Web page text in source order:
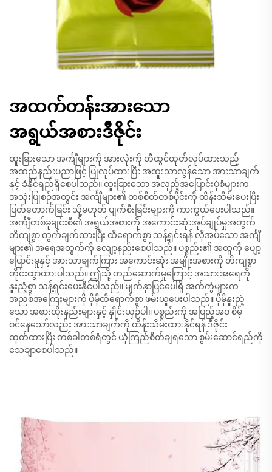
အထက်တန်းအားသော
အရွယ်အစားဒီဇိုင်း
ထူးခြားသော အင်္ကျီများကို အားလုံးကို တီထွင်ထုတ်လုပ်ထားသည့်
အထည်နည်းပညာဖြင့် ပြုလုပ်ထားပြီး အထူးသာလွန်သော အားသာချက်
နှင့် ခံနိုင်ရည်ရှိစေပါသည်။ ထူးခြားသော အလှည့်အပြောင်းပုံစံများက
အသုံးပြုစဉ်အတွင်း အင်္ကျီများ၏ တစ်စိတ်တစ်ပိုင်းကို ထိန်းသိမ်းပေးပြီး
ပြတ်တောက်ခြင်း သို့မဟုတ် ပျက်စီးခြင်းများကို ကာကွယ်ပေးပါသည်။
အင်္ကျီတစ်ခုချင်းစီ၏ အရွယ်အစားကို အကောင်းဆုံးအုပ်ချုပ်မှုအတွက်
တိကျစွာ တွက်ချက်ထားပြီး ထိရောက်စွာ သန့်ရှင်းရန် လိုအပ်သော အင်္ကျီ
များ၏ အရေအတွက်ကို လျော့နည်းစေပါသည်။ ပစ္စည်း၏ အထူကို ပျော့
ပြောင်းမှုနှင့် အားသာချက်ကြား အကောင်းဆုံး အမျိုးအစားကို တိကျစွာ
တိုင်းထွာထားပါသည်။ ဤသို့ တည်ဆောက်မှုကြောင့် အသားအရေကို
နူးညံ့စွာ သန့်ရှင်းပေးနိုင်ပါသည်။ မျက်နှာပြင်ပေါ်ရှိ အက်ကွဲများက
အညစ်အကြေးများကို ပိုမိုထိရောက်စွာ ဖမ်းယူပေးပါသည်။ ပိုမိုနူးညံ့
သော အစားထိုးနည်းများနှင့် နှိုင်းယှဉ်ပါ။ ပစ္စည်းကို အပြည့်အဝ စိမ့်
ဝင်နေသော်လည်း အားသာချက်ကို ထိန်းသိမ်းထားနိုင်ရန် ဒီဇိုင်း
ထုတ်ထားပြီး တစ်ခါတစ်ရံတွင် ယုံကြည်စိတ်ချရသော စွမ်းဆောင်ရည်ကို
သေချာစေပါသည်။